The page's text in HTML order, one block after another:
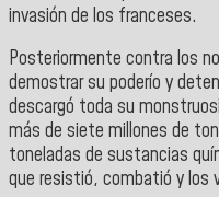
invasión de los franceses.
Posteriormente contra los
demostrar su poderío y
descargó toda su
más de siete millones de
toneladas de sustancias
que resistió, combatió y los